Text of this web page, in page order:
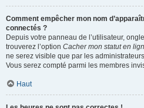
Comment empêcher mon nom
connectés ?
Depuis votre panneau de l’utilisateur,
trouverez l’option Cacher mon statut en
ne serez visible que par les
Vous serez compté parmi les membres
Haut